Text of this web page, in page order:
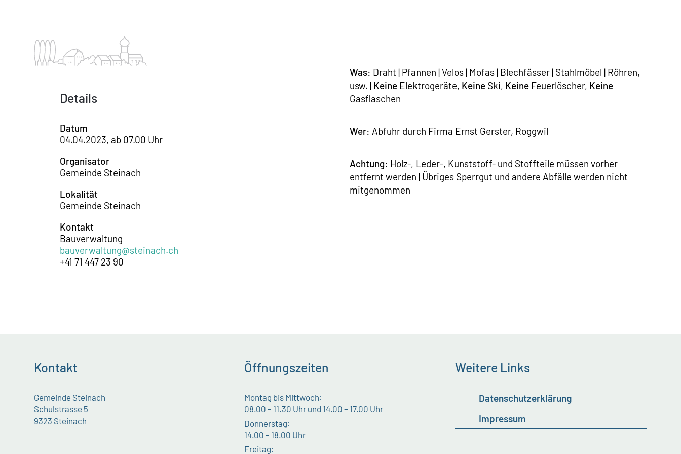
Details
Datum
04.04.2023, ab 07.00 Uhr
Organisator
Gemeinde Steinach
Lokalität
Gemeinde Steinach
Kontakt
Bauverwaltung
bauverwaltung@steinach.ch
+41 71 447 23 90
Was: Draht | Pfannen | Velos | Mofas | Blechfässer | Stahlmöbel | Röhren,
usw. | Keine Elektrogeräte, Keine Ski, Keine Feuerlöscher, Keine
Gasflaschen
Wer: Abfuhr durch Firma Ernst Gerster, Roggwil
Achtung: Holz-, Leder-, Kunststoff- und Stoffteile müssen vorher
entfernt werden | Übriges Sperrgut und andere Abfälle werden nicht
mitgenommen
Kontakt
Gemeinde Steinach
Schulstrasse 5
9323 Steinach
Öffnungszeiten
Montag bis Mittwoch:
08.00 – 11.30 Uhr und 14.00 – 17.00 Uhr
Donnerstag:
14.00 – 18.00 Uhr
Freitag:
Weitere Links
Datenschutzerklärung
Impressum